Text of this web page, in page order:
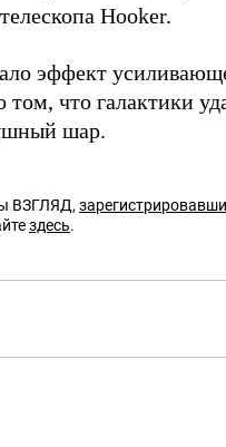
Hooker.
эффект
что галактики
шар.
ВЗГЛЯД,
здесь.